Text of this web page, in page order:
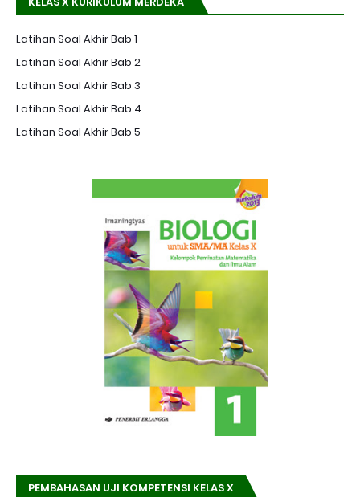
Latihan Soal Akhir Bab 1
Latihan Soal Akhir Bab 2
Latihan Soal Akhir Bab 3
Latihan Soal Akhir Bab 4
Latihan Soal Akhir Bab 5
PEMBAHASAN UJI KOMPETENSI KELAS X